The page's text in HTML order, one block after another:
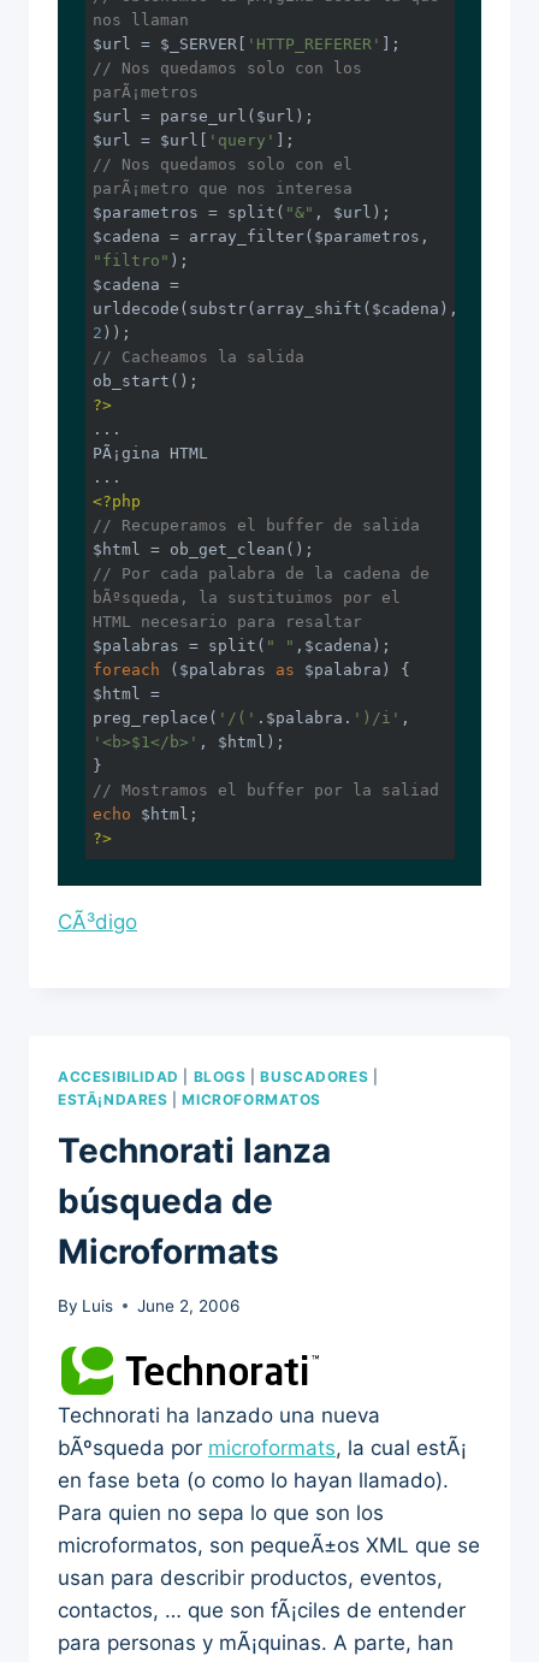
nos llaman
$url = $_SERVER[
'HTTP_REFERER'
// Nos quedamos solo con los
parÃ¡metros
$url = parse_url($url);
$url = $url[
'query'
// Nos quedamos solo con el
parÃ¡metro que nos interesa
$parametros = split( "&" , $url);
"filtro" );
$cadena =
2
// Cacheamos la salida
?>
...
PÃ¡gina HTML
<?php
// Recuperamos el buffer de salida
// Por cada palabra de la cadena de
bÃºsqueda, la sustituimos por el
HTML necesario para resaltar
$palabras = split( " "
foreach ($palabras as $palabra) {
$html =
preg_replace( '/(' .$palabra. ')/i'
'<b>$1</b>' , $html);
// Mostramos el buffer por la saliad
echo
?>
CÃ³digo
ACCESIBILIDAD BLOGS |BUSCADORES
ESTÃ¡NDARES |MICROFORMATOS
Technorati lanza
búsqueda de
Microformats
By Luis June 2, 2006
Technorati ha lanzado una nueva
bÃºsqueda por microformats, la cual estÃ¡
en fase beta (o como lo hayan llamado).
Para quien no sepa lo que son los
microformatos, son pequeÃ±os XML que se
usan para describir productos, eventos,
contactos, … que son fÃ¡ciles de entender
para personas y mÃ¡quinas. A parte, han